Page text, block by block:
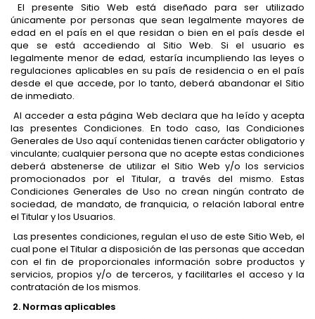
El presente Sitio Web está diseñado para ser utilizado
únicamente por personas que sean legalmente mayores de
edad en el país en el que residan o bien en el país desde el
que se está accediendo al Sitio Web. Si el usuario es
legalmente menor de edad, estaría incumpliendo las leyes o
regulaciones aplicables en su país de residencia o en el país
desde el que accede, por lo tanto, deberá abandonar el Sitio
de inmediato.
Al acceder a esta página Web declara que ha leído y acepta
las presentes Condiciones. En todo caso, las Condiciones
Generales de Uso aquí contenidas tienen carácter obligatorio y
vinculante; cualquier persona que no acepte estas condiciones
deberá abstenerse de utilizar el Sitio Web y/o los servicios
promocionados por el Titular, a través del mismo. Estas
Condiciones Generales de Uso no crean ningún contrato de
sociedad, de mandato, de franquicia, o relación laboral entre
el Titular y los Usuarios.
Las presentes condiciones, regulan el uso de este Sitio Web, el
cual pone el Titular a disposición de las personas que accedan
con el fin de proporcionales información sobre productos y
servicios, propios y/o de terceros, y facilitarles el acceso y la
contratación de los mismos.
2. Normas aplicables